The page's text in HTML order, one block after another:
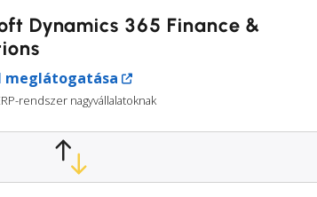
Dynamics 365 Finance &
meglátogatása
rendszer nagyvállalatoknak